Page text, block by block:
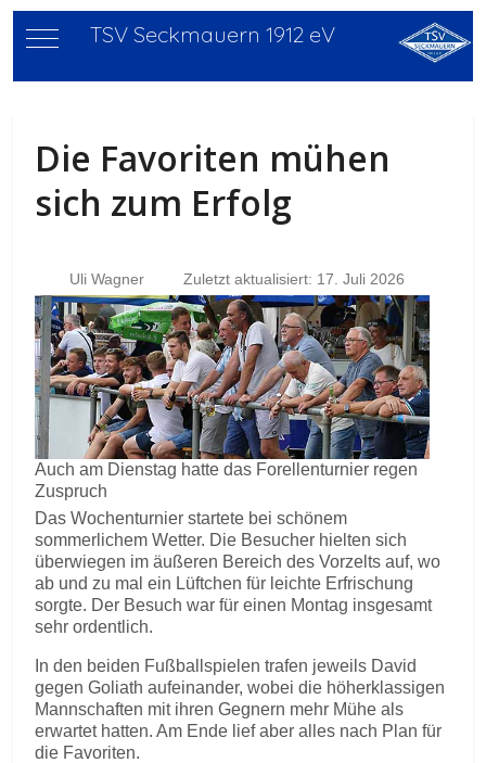
Mobile Menu Toggle
TSV Seckmauern 1912 eV
Die Favoriten mühen
sich zum Erfolg
Uli Wagner Zuletzt aktualisiert: 17. Juli 2026
Auch am Dienstag hatte das Forellenturnier regen
Zuspruch
Das Wochenturnier startete bei schönem
sommerlichem Wetter. Die Besucher hielten sich
überwiegen im äußeren Bereich des Vorzelts auf, wo
ab und zu mal ein Lüftchen für leichte Erfrischung
sorgte. Der Besuch war für einen Montag insgesamt
sehr ordentlich.
In den beiden Fußballspielen trafen jeweils David
gegen Goliath aufeinander, wobei die höherklassigen
Mannschaften mit ihren Gegnern mehr Mühe als
erwartet hatten. Am Ende lief aber alles nach Plan für
die Favoriten.